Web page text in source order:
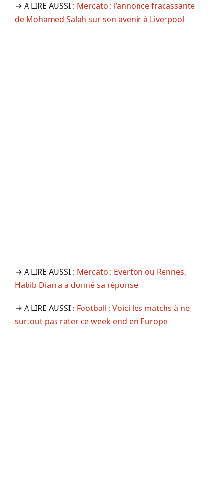
→ A LIRE AUSSI : Mercato : l’annonce fracassante
de Mohamed Salah sur son avenir à Liverpool
→ A LIRE AUSSI : Mercato : Everton ou Rennes,
Habib Diarra a donné sa réponse
→ A LIRE AUSSI : Football : Voici les matchs à ne
surtout pas rater ce week-end en Europe